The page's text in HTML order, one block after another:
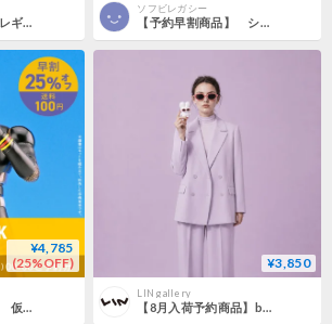
【予約早割商品】レギオン
ソフビレガシー
【予約早割商品】 シャドームーン
¥4,785
(25%OFF)
【予約早割商品】 仮面ライダーBLACK
¥3,850
LIN gallery
【8月入荷予約商品】beco+81 しりみみうさぎ ソフビ / サングラスver.